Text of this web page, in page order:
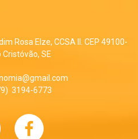
Rosa Elze, CCSA II. CEP 49100-
SE
3194-6773